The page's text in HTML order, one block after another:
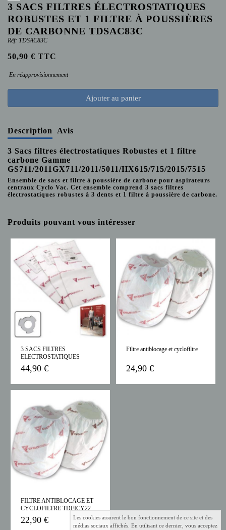
3 SACS FILTRES ÉLECTROSTATIQUES
ROBUSTES ET 1 FILTRE À POUSSIÈRES
DE CARBONNE TDSAC83C
Réf: TDSAC83C
50,90 € TTC
En réapprovisionnement
Ajouter au panier
Description Avis
3 Sacs filtres électrostatiques Robustes et 1 filtre
carbone Gamme
GS711/2011GX711/2011/5011/HX615/715/2015/7515
Ensemble de sacs et filtre à poussière de carbone pour aspirateurs
centraux Cyclo Vac. Cet ensemble comprend 3 sacs filtres
électrostatiques robustes à 3 dents et 1 filtre à poussière de carbone.
Produits pouvant vous intéresser
3 SACS FILTRES
ELECTROSTATIQUES
ROBUSTES TDSAC93C
44,90 €
Filtre antiblocage et cyclofiltre
24,90 €
FILTRE ANTIBLOCAGE ET
CYCLOFILTRE TDFICY22
22,90 €
Les cookies assurent le bon fonctionnement de ce site et des
médias sociaux affichés. En utilisant ce dernier, vous acceptez